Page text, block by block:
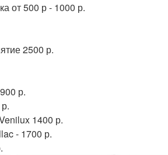
от 500 р - 1000 р.
2500 р.
р.
1400 р.
- 1700 р.